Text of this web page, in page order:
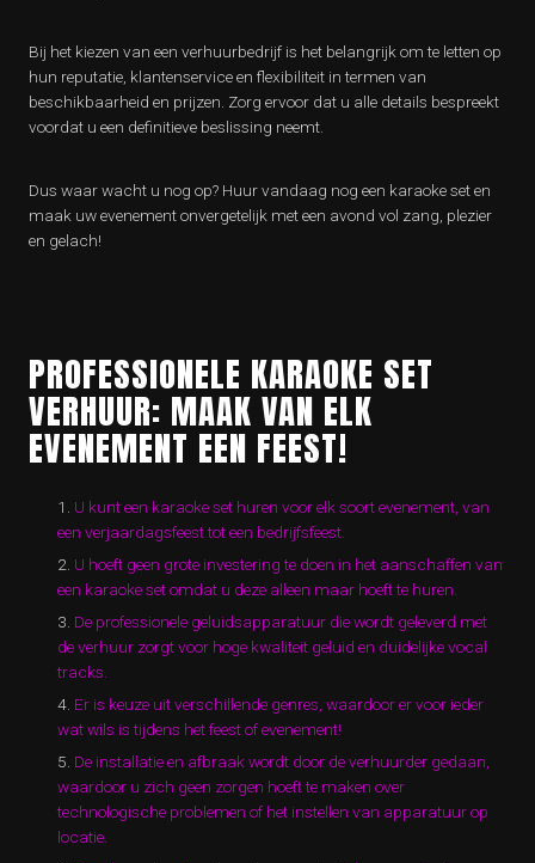
Bij het kiezen van een verhuurbedrijf is het belangrijk om te letten op
hun reputatie, klantenservice en flexibiliteit in termen van
beschikbaarheid en prijzen. Zorg ervoor dat u alle details bespreekt
voordat u een definitieve beslissing neemt.
Dus waar wacht u nog op? Huur vandaag nog een karaoke set en
maak uw evenement onvergetelijk met een avond vol zang, plezier
en gelach!
PROFESSIONELE KARAOKE SET
VERHUUR: MAAK VAN ELK
EVENEMENT EEN FEEST!
U kunt een karaoke set huren voor elk soort evenement, van
een verjaardagsfeest tot een bedrijfsfeest.
U hoeft geen grote investering te doen in het aanschaffen van
een karaoke set omdat u deze alleen maar hoeft te huren.
De professionele geluidsapparatuur die wordt geleverd met
de verhuur zorgt voor hoge kwaliteit geluid en duidelijke vocal
tracks.
Er is keuze uit verschillende genres, waardoor er voor ieder
wat wils is tijdens het feest of evenement!
De installatie en afbraak wordt door de verhuurder gedaan,
waardoor u zich geen zorgen hoeft te maken over
technologische problemen of het instellen van apparatuur op
locatie.